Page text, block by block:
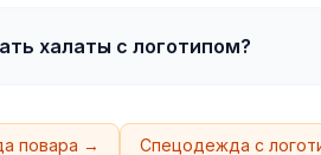
халаты с логотипом?
повара → Спецодежда с